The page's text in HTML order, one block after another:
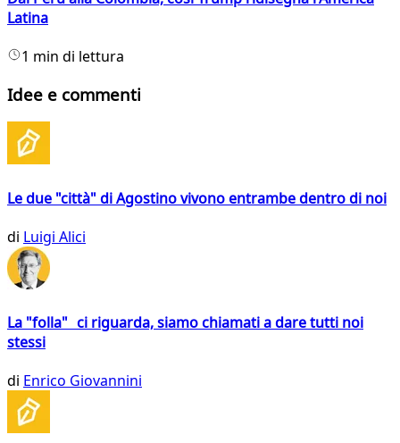
Latina
1 min di lettura
Idee e commenti
Le due "città" di Agostino vivono entrambe dentro di noi
di Luigi Alici
La "folla" ci riguarda, siamo chiamati a dare tutti noi
stessi
di Enrico Giovannini